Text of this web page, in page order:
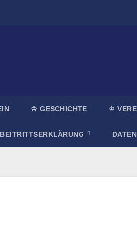
♔ GESCHICHTE ♔
BEITRITTSERKLÄRUNG